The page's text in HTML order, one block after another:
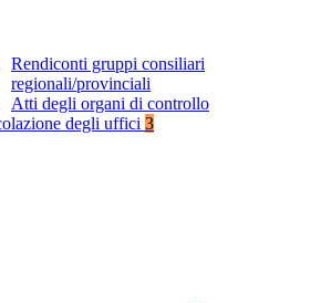
Rendiconti gruppi consiliari
regionali/provinciali
Atti degli organi di controllo
degli uffici 3